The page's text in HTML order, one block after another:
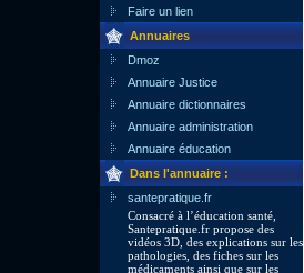
Faire un lien
Annuaires
Dmoz
Annuaire Justice
Annuaire dictionnaires
Annuaire administration
Annuaire éducation
Dans l'annuaire :
santepratique.fr
Consacré à l’éducation santé,
Santepratique.fr propose des
vidéos 3D, des explications sur les
pathologies, des fiches sur les
médicaments ainsi que sur les